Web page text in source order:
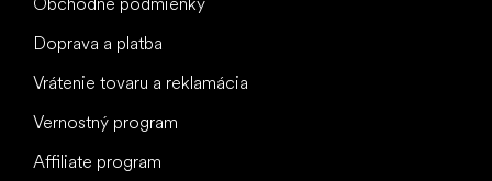
Doprava a platba
Vrátenie tovaru a reklamácia
Vernostný program
Affiliate program